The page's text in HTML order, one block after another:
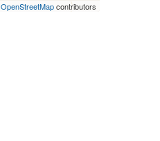
OpenStreetMapcontributors